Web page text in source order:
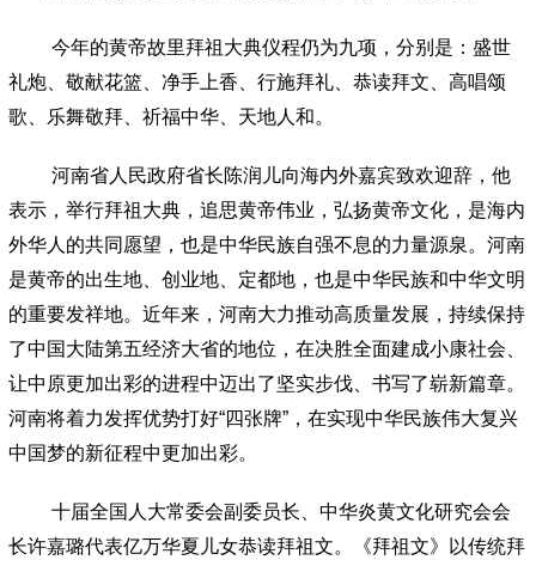
今年的黄帝故里拜祖大典仪程仍为九项，分别是：盛世
礼炮、敬献花篮、净手上香、行施拜礼、恭读拜文、高唱颂
歌、乐舞敬拜、祈福中华、天地人和。
河南省人民政府省长陈润儿向海内外嘉宾致欢迎辞 ，他
表示，举行拜祖大典，追思黄帝伟业，弘扬黄帝文化，是海内
外华人的共同愿望，也是中华民族自强不息的力量源泉。河南
是黄帝的出生地、创业地、定都地，也是中华民族和中华文明
的重要发祥地。近年来，河南大力推动高质量发展，持续保持
了中国大陆第五经济大省的地位，在决胜全面建成小康社会、
让中原更加出彩的进程中迈出了坚实步伐、书写了崭新篇章。
河南将着力发挥优势打好“四张牌” ，在实现中华民族伟大复兴
中国梦的新征程中更加出彩。
十届全国人大常委会副委员长、中华炎黄文化研究会会
长许嘉璐代表亿万华夏儿女恭读拜祖文。《拜祖文》以传统拜